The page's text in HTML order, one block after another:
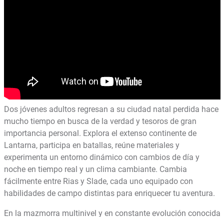
Dos jóvenes adultos regresan a su ciudad natal perdida hace
mucho tiempo en busca de la verdad y tesoros de gran
importancia personal. Explora el extenso continente de
Lantarna, participa en batallas, reúne materiales y
experimenta un entorno dinámico con cambios de día y
noche en tiempo real y un clima cambiante. Cambia
fácilmente entre Rias y Slade, cada uno equipado con
habilidades de campo distintas para enriquecer tu aventura.
En la mazmorra multinivel y en constante evolución conocida